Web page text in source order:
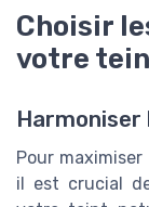
Choisir
votre
Pour
il est crucial